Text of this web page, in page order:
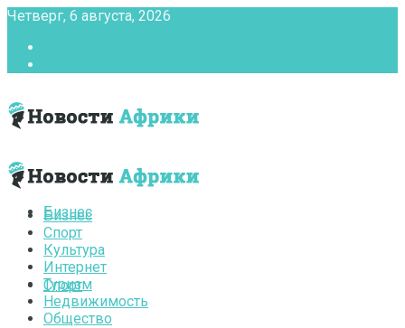
Четверг, 6 августа, 2026
Бизнес
Спорт
Бизнес
Спорт
Культура
Интернет
Туризм
Недвижимость
Общество